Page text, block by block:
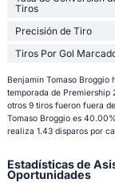
Tiros
Precisión de Tiro
Tiros Por Gol
Benjamin Tomaso Broggio
temporada de Premiership
otros 9 tiros fueron fuera
Tomaso Broggio es
realiza 1.43 disparos por
Estadísticas de
Oportunidades